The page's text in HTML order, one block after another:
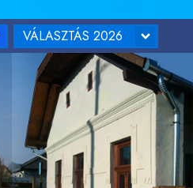
VÁLASZTÁS 2026